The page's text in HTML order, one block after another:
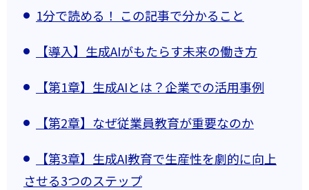
1分で読める！ この記事で分かること
【導入】生成AIがもたらす未来の働き方
【第1章】生成AIとは？企業での活用事例
【第2章】なぜ従業員教育が重要なのか
【第3章】生成AI教育で生産性を劇的に向上
させる3つのステップ